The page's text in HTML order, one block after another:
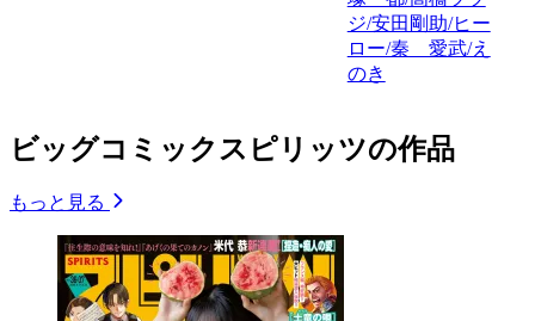
ジ/安田剛助/ヒー
ロー/秦 愛武/え
のき
ビッグコミックスピリッツの作品
もっと見る